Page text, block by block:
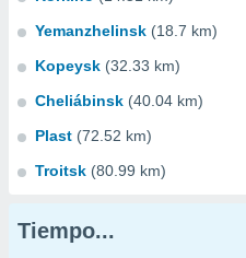
Yemanzhelinsk (18.7 km)
Kopeysk (32.33 km)
Cheliábinsk (40.04 km)
Plast (72.52 km)
Troitsk (80.99 km)
Tiempo...